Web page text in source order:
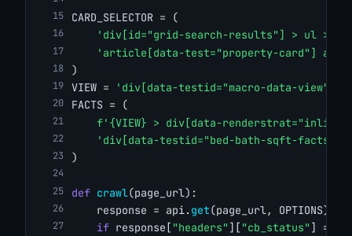
CARD_SELECTOR = (
'div[id="grid-search-results"] > ul >
'article[data-test="property-card"]
)
VIEW =
'div[data-testid="macro-data-view"]'
FACTS = (
f'{VIEW} > div[data-
'div[data-testid="bed-bath-sqft-facts"]'
)
def crawl(page_url):
    response = api.
get(page_url, OPTIONS)
if response[ "headers" ][ "cb_status" ] ==